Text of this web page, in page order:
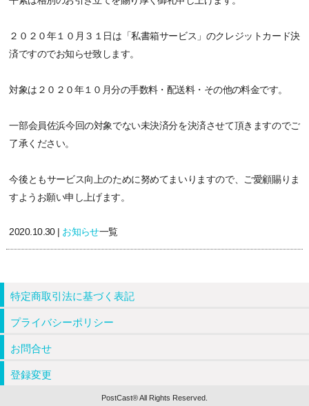
２０２０年１０月３１日は「私書箱サービス」のクレジットカード決
済ですのでお知らせ致します。
対象は２０２０年１０月分の手数料・配送料・その他の料金です。
一部会員佐浜今回の対象でない未決済分を決済させて頂きますのでご
了承ください。
今後ともサービス向上のために努めてまいりますので、ご愛顧賜りま
すようお願い申し上げます。
2020.10.30 | お知らせ一覧
特定商取引法に基づく表記
プライバシーポリシー
お問合せ
登録変更
PostCast® All Rights Reserved.